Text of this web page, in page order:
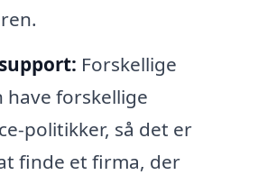
Forskellige
forskellige
politikker, så det er
finde et firma, der